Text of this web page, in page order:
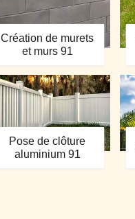
Création de murets
et murs 91
Pose de clôture
aluminium 91